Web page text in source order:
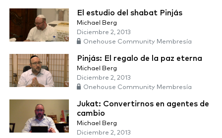
El estudio del shabat Pinjás
Michael Berg
Diciembre 2, 2013
Onehouse Community Membresía
Pinjás: El regalo de la paz eterna
Michael Berg
Diciembre 2, 2013
Onehouse Community Membresía
Jukat: Convertirnos en agentes de
cambio
Michael Berg
Diciembre 2, 2013